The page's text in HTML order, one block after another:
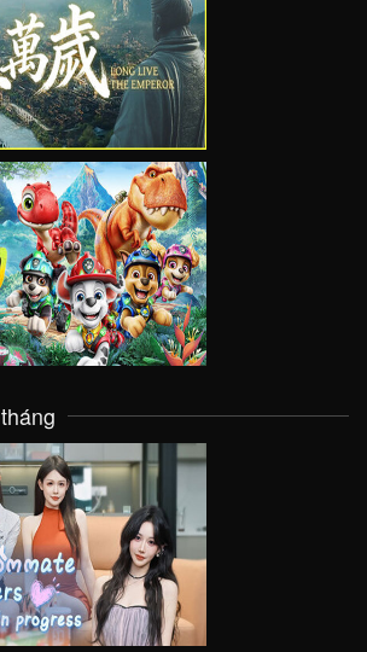
VIEW
VIEW
VIEW